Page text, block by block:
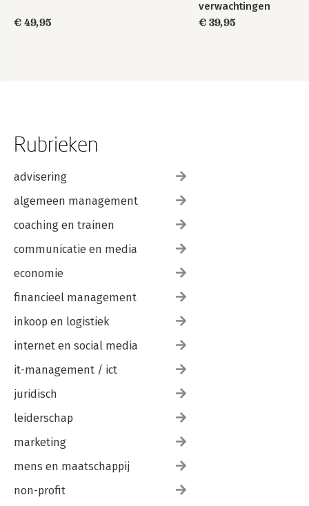
€ 49,95
verwachtingen
€ 39,95
Rubrieken
advisering
algemeen management
coaching en trainen
communicatie en media
economie
financieel management
inkoop en logistiek
internet en social media
it-management / ict
juridisch
leiderschap
marketing
mens en maatschappij
non-profit